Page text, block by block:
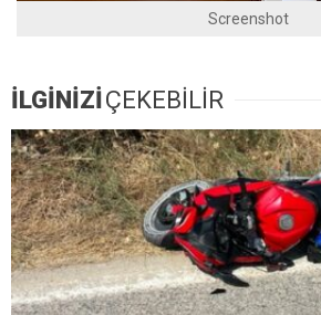
Screenshot
İLGİNİZİÇEKEBİLİR